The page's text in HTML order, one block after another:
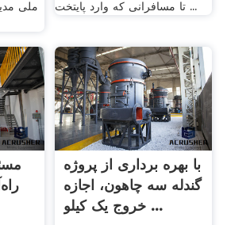
ملی
تا مسافرانی که وارد پایتخت ...
با بهره برداری از پروژه
گندله سه چاهون، اجازه
خروج یک کیلو ...